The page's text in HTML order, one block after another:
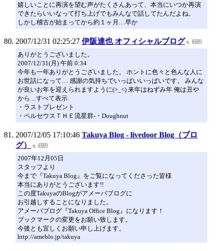
嬉しいことに再演を望む声がたくさんあって、本当にいつか再演
できたらいいなって打ち上げでもみんなで話してたんだよね。
しかし稽古が始まってから約１ヶ月…早か
2007/12/31 02:25:27 伊阪達也 オフィシャルブログ
ありがとうございました。
2007/12/31(月) 午前 0:34
今年も一年ありがとうございました。 ホントに色々と色んな人に
お世話になって… 感謝の気持ちでいっぱいいっぱいです。 みんな
が良いお年を迎えられますように(>_<) 来年はねずみ年 俺は丑や
から ...すべて表示
・ラストプレゼント
・ペルセウスＴＨＥ流星群-・Doughnut
2007/12/05 17:10:46 Takuya Blog - livedoor Blog（ブロ
グ）
2007年12月05日
スタッフより
今まで『Takuya Blog』をご覧になってくださった皆様
本当にありがとうございます!!
この度TakuyaのBlogがアメーバブログに
お引越しすることになりました。
アメーバブログ『Takuya Office Blog』になります！
ブックマークの変更をお願い致します。
今後とも宜しくお願い申し上げます。
http://ameblo.jp/takuya